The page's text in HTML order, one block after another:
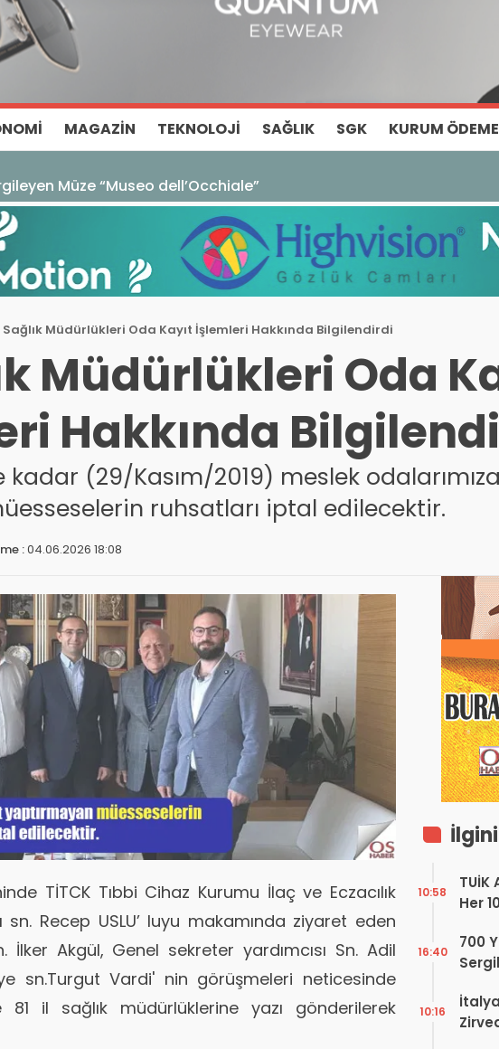
MAGAZIN TEKNOLOJI SAĞLIK SGK KURUM
Müze “Museo dell’Occhiale”
Sağlık Müdürlükleri Oda Kayıt İşlemleri Hakkında Bilgilendirdi
Müdürlükleri Oda
Hakkında
(29/Kasım/2019) meslek
ruhsatları iptal edilecektir.
:04.06.2026 18:08
TİTCK Tıbbi Cihaz Kurumu İlaç ve Eczacılık
sn. Recep USLU’ luyu makamında ziyaret eden
İlker Akgül, Genel sekreter yardımcısı Sn. Adil
sn.Turgut Vardi' nin görüşmeleri neticesinde
81 il sağlık müdürlüklerine yazı gönderilerek
TUİK
Her
10:58
700
16:40
10:16